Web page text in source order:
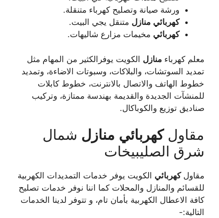
ورشة صيانة وتصليح كهرباء متنقلة.
كهربائي منازل متنقل يجي البيت.
كهربائي مخيمات مزارع شاليهات.
معلم كهرباء منازل الكويت يوفرالكثير من المهام مثل
تمديد السوتشات، والبلاكات، وسبوتات الاضاءة، وتمديد
خطوط الهاتف والاتصال بالانترنت، خطوط كابلات
للمنشآت الجديدة والقديمة بهندسة ممتازة، وتركيب
صناديق توزيع والكوباكال.
مقاولكهربائي منازل شمال
شرق الصليبيخات
مقاولكهربائي الكويت يوفر خدمات التمديدات الكهربية
للقسائم والمنازل والمحلات كما اننا نوفر خدمات تصليح
كافة الاعطال الكهربية بأمان تام، و تتوفر لدينا الخدمات
التالية:-